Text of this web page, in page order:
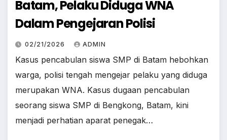
Batam, Pelaku Diduga WNA
Dalam Pengejaran Polisi
02/21/2026 ADMIN
Kasus pencabulan siswa SMP di Batam hebohkan
warga, polisi tengah mengejar pelaku yang diduga
merupakan WNA. Kasus dugaan pencabulan
seorang siswa SMP di Bengkong, Batam, kini
menjadi perhatian aparat penegak…